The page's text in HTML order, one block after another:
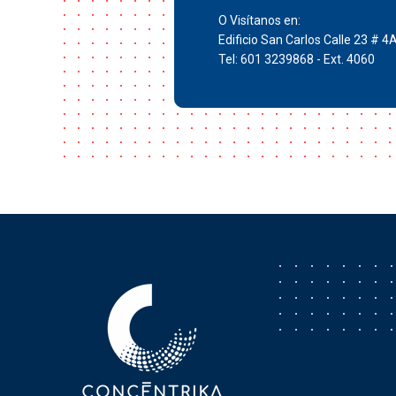
O Visítanos en:
Edificio San Carlos Calle 23 #
Tel: 601 3239868 - Ext. 4060